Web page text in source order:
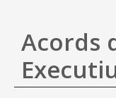
Acords